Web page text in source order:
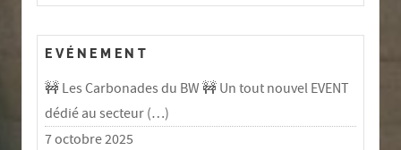
EVÉNEMENT
🚧 Les Carbonades du BW 🚧 Un tout nouvel EVENT
dédié au secteur (…)
7 octobre 2025